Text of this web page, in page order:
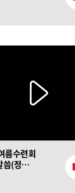
자 예수
름수련회
(정의호
를